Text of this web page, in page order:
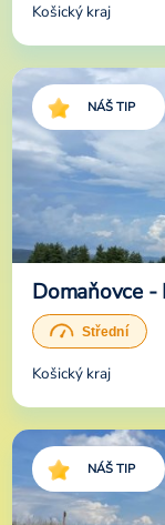
Košický kraj
NÁŠ TIP
Domaňovce -
Košický kraj
NÁŠ TIP